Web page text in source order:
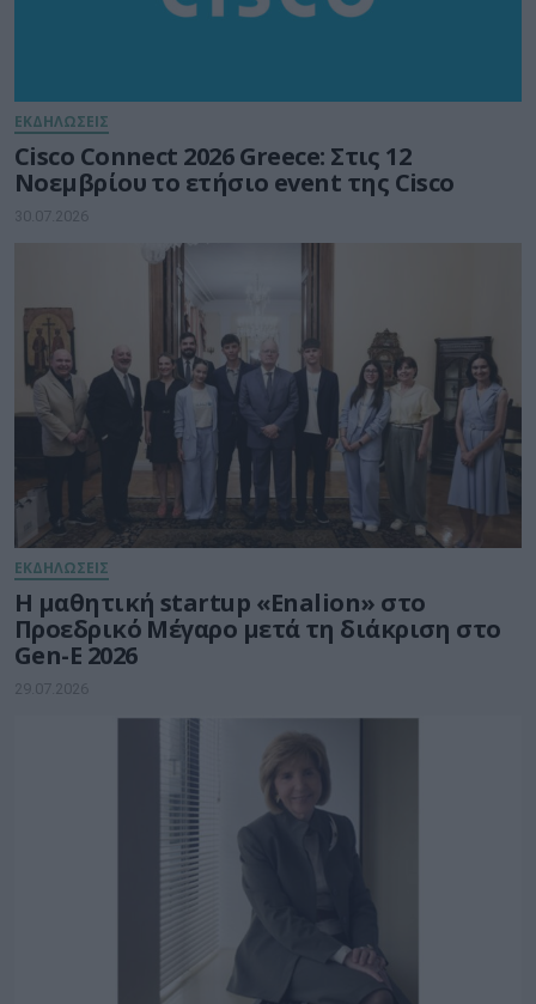
ΕΚΔΗΛΩΣΕΙΣ
Cisco Connect 2026 Greece: Στις 12
Νοεμβρίου το ετήσιο event της Cisco
30.07.2026
ΕΚΔΗΛΩΣΕΙΣ
Η μαθητική startup «Enalion» στο
Προεδρικό Μέγαρο μετά τη διάκριση στο
Gen-E 2026
29.07.2026